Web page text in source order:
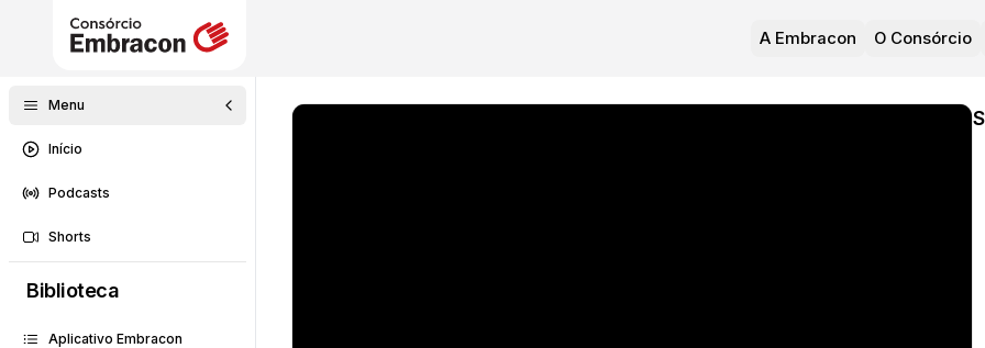
A Embracon O Consórcio
Menu
Início
Podcasts
Shorts
Biblioteca
Aplicativo Embracon